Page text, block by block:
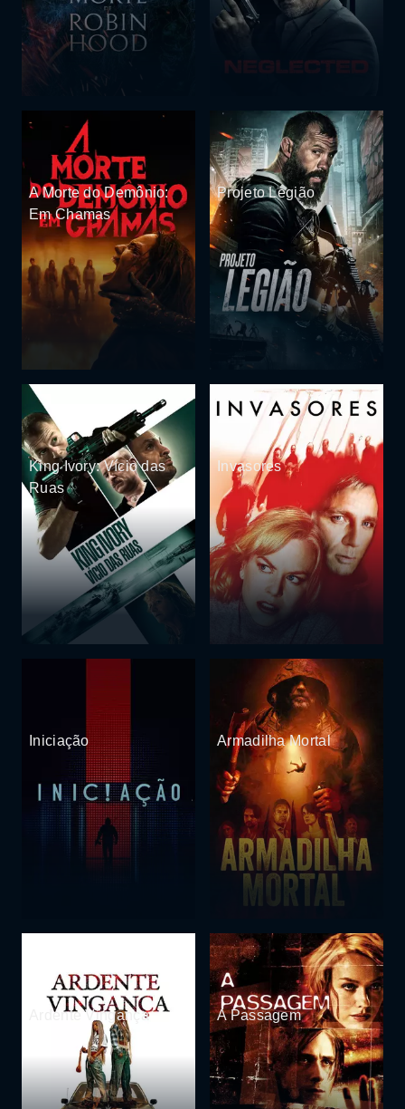
A Morte do Demônio:
Em Chamas
Projeto Legião
King Ivory: Vício das
Ruas
Invasores
Iniciação Armadilha Mortal
Ardente Vingança A Passagem